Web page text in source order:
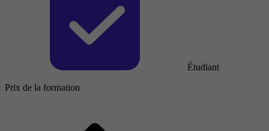
Étudiant
Prix de la formation